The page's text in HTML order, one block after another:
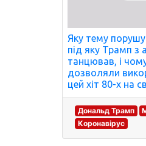
Яку тему
під яку Трамп з
танцював, і
дозволяли
цей хіт 80-х на
Дональд Трамп
Коронавірус